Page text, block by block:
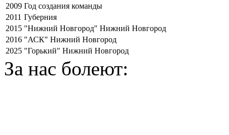
2009 Год создания команды
2011 Губерния
2015 "Нижний Новгород" Нижний Новгород
2016 "АСК" Нижний Новгород
2025 "Горький" Нижний Новгород
За нас болеют: